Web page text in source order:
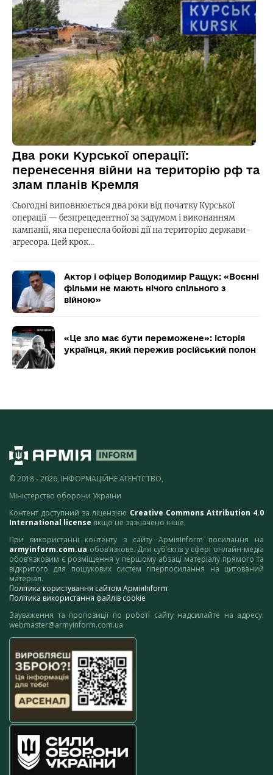
Два роки Курської операції:
перенесення війни на територію рф та
злам планів Кремля
Сьогодні виповнюється два роки від початку Курської
операції — безпрецедентної за задумом і виконанням
кампанії, яка перенесла бойові дії на територію держави-
агресора. Цей крок…
Актор і офіцер Володимир Ращук: «Воєнні
фільми не мають нічого спільного з
війною»
«Це зло має бути переможене»: історія
українця, який пережив російський полон
© 2018 - 2026, ІНФОРМАЦІЙНЕ АГЕНТСТВО,
Міністерство оборони України
Контент доступний за ліцензією Creative Commons Attribution 4.0
International license якщо не зазначено інше.
При використанні контенту з сайту АрміяInform посилання на
armyinform.com.ua обов’язкове. Для суб’єктів у сфері онлайн-медіа
обов’язковим є розміщення у першому абзаці матеріалу прямого та
відкритого для пошукових систем гіперпосилання на цитований
матеріал.
Політика користування сайтом АрміяInform
Політика використання файлів cookie
Зауваження та пропозиції по роботі сайту надсилайте на адресу:
webmaster@armyinform.com.ua